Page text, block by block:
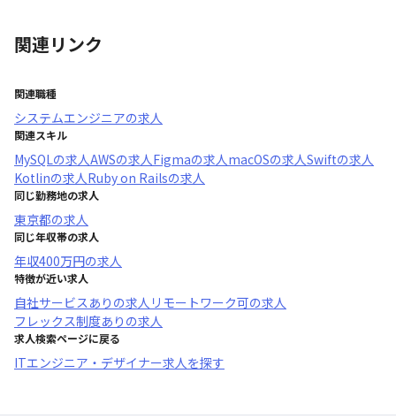
関連リンク
関連職種
システムエンジニアの求人
関連スキル
MySQLの求人AWSの求人Figmaの求人macOSの求人Swiftの求人
Kotlinの求人Ruby on Railsの求人
同じ勤務地の求人
東京都の求人
同じ年収帯の求人
年収400万円の求人
特徴が近い求人
自社サービスあり の求人 リモートワーク可の求人
フレックス制度あり の求人
求人検索ページに戻る
ITエンジニア・デザイナー求人を探す